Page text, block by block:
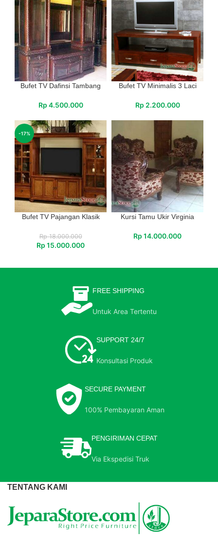
Bufet TV Dafinsi Tambang
Rp 4.500.000
Bufet TV Minimalis 3 Laci
Rp 2.200.000
-17%
Bufet TV Pajangan Klasik
Rp18.000.000
Rp 15.000.000
Kursi Tamu Ukir Virginia
Rp 14.000.000
FREE SHIPPING
Untuk Area Tertentu
SUPPORT 24/7
Konsultasi Produk
SECURE PAYMENT
100% Pembayaran Aman
PENGIRIMAN CEPAT
Via Ekspedisi Truk
TENTANG KAMI